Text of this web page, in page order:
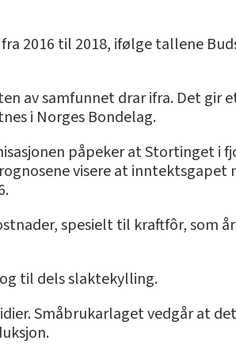
2016 til 2018, ifølge tallene
av samfunnet drar ifra. Det gir
i Norges Bondelag.
påpeker at Stortinget i
visere at inntektsgapet
spesielt til kraftfôr, som
til dels slaktekylling.
Småbrukarlaget vedgår at